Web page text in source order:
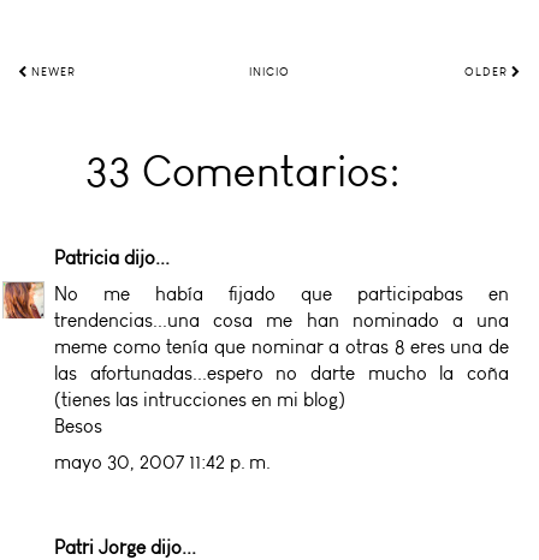
NEWER INICIO OLDER
33 Comentarios:
Patricia dijo...
No me había fijado que participabas en
trendencias...una cosa me han nominado a una
meme como tenía que nominar a otras 8 eres una de
las afortunadas...espero no darte mucho la coña
(tienes las intrucciones en mi blog)
Besos
mayo 30, 2007 11:42 p. m.
Patri Jorgedijo...